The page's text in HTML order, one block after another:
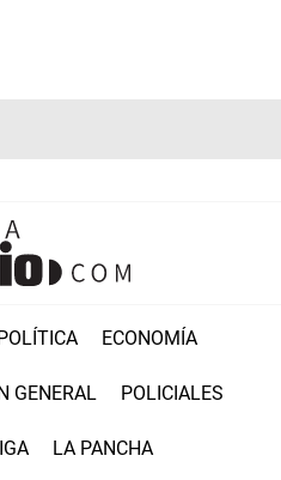
POLÍTICA ECONOMÍA
GENERAL POLICIALES
LA PANCHA